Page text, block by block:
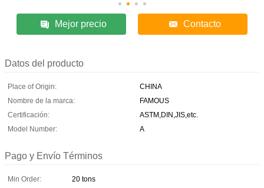
Mejor precio Contacto
Datos del producto
Place of Origin:
CHINA
Nombre de la marca:
FAMOUS
Certificación:
ASTM,DIN,JIS,etc.
Model Number:
A
Pago y Envío Términos
Min Order:
20 tons